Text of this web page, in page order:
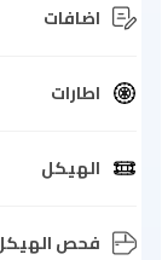
اضافات
اطارات
الهيكل
فحص